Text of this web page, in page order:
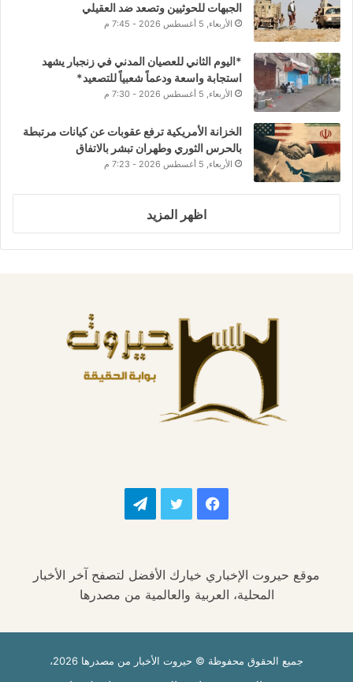
الجبهات للحوثيين وتصعد ضد العقيلي
الأربعاء, 5 أغسطس 2026 - 7:45 م
*اليوم الثاني للعصيان المدني في زنجبار يشهد
استجابة واسعة ودعماً شعبياً للتصعيد*
الأربعاء, 5 أغسطس 2026 - 7:30 م
الخزانة الأمريكية ترفع عقوبات عن كيانات مرتبطة
بالحرس الثوري وطهران تبشر بالاتفاق
الأربعاء, 5 أغسطس 2026 - 7:23 م
اظهر المزيد
فيسبوك تويتر تيلقرام
موقع حيروت الإخباري خيارك الأفضل لتصفح آخر الأخبار
المحلية، العربية والعالمية من مصدرها
جميع الحقوق محفوظة © حيروت الأخبار من مصدرها 2026،